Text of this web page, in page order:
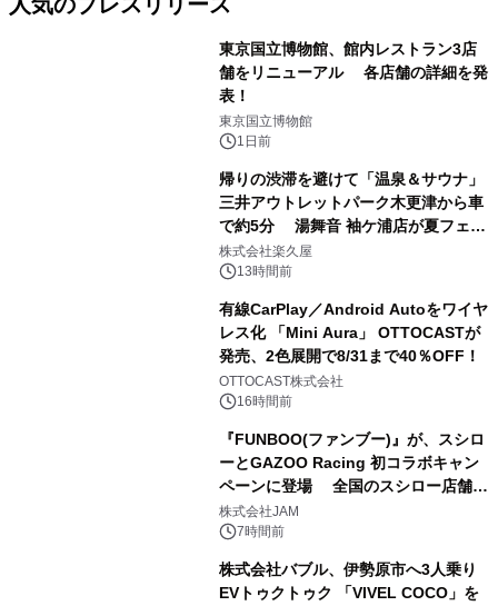
東京国立博物館、館内レストラン3店
舗をリニューアル 各店舗の詳細を発
表！
東京国立博物館
1日前
帰りの渋滞を避けて「温泉＆サウナ」
三井アウトレットパーク木更津から車
で約5分 湯舞音 袖ケ浦店が夏フェア
メニューを提供
株式会社楽久屋
13時間前
有線CarPlay／Android Autoをワイヤ
レス化 「Mini Aura」 OTTOCASTが
発売、2色展開で8/31まで40％OFF！
OTTOCAST株式会社
16時間前
『FUNBOO(ファンブー)』が、スシロ
ーとGAZOO Racing 初コラボキャン
ペーンに登場 全国のスシロー店舗で
GR 4車種の FUNBOO(ミニカー)付き
メニューが展開されます
株式会社JAM
7時間前
株式会社バブル、伊勢原市へ3人乗り
EVトゥクトゥク 「VIVEL COCO」を